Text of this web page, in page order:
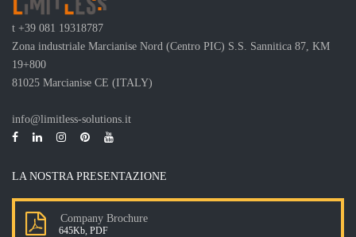
t +39 081 19318787
Zona industriale Marcianise Nord (Centro PIC) S.S. Sannitica 87, KM
19+800
81025 Marcianise CE (ITALY)
info@limitless-solutions.it
LA NOSTRA PRESENTAZIONE
Company Brochure
645Kb, PDF